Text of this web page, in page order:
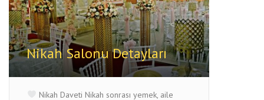
Nikah Salonu Detayları
Nikah Daveti Nikah sonrası yemek, aile